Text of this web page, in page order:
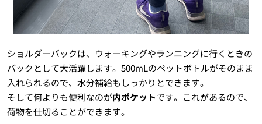
ショルダーバックは、ウォーキングやランニングに行くときの
バックとして大活躍します。500mLのペットボトルがそのまま
入れられるので、水分補給もしっかりとできます。
そして何よりも便利なのが内ポケットです。これがあるので、
荷物を仕切ることができます。